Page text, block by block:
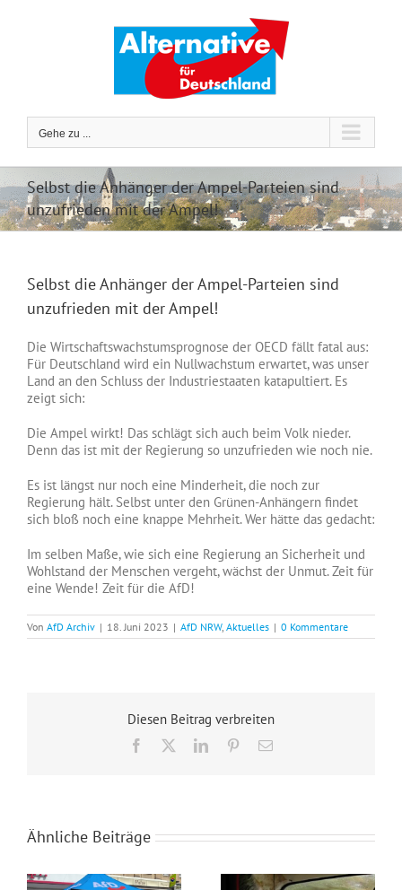
Gehe zu ...
Selbst die Anhänger der Ampel-Parteien sind
unzufrieden mit der Ampel!
Selbst die Anhänger der Ampel-Parteien sind
unzufrieden mit der Ampel!
Die Wirtschaftswachstumsprognose der OECD fällt fatal aus:
Für Deutschland wird ein Nullwachstum erwartet, was unser
Land an den Schluss der Industriestaaten katapultiert. Es
zeigt sich:
Die Ampel wirkt! Das schlägt sich auch beim Volk nieder.
Denn das ist mit der Regierung so unzufrieden wie noch nie.
Es ist längst nur noch eine Minderheit, die noch zur
Regierung hält. Selbst unter den Grünen-Anhängern findet
sich bloß noch eine knappe Mehrheit. Wer hätte das gedacht:
Im selben Maße, wie sich eine Regierung an Sicherheit und
Wohlstand der Menschen vergeht, wächst der Unmut. Zeit für
eine Wende! Zeit für die AfD!
Von AfD Archiv | 18. Juni 2023 | AfD NRW, Aktuelles | 0 Kommentare
Diesen Beitrag verbreiten
Facebook LinkedInPinterest
E-
Ähnliche Beiträge